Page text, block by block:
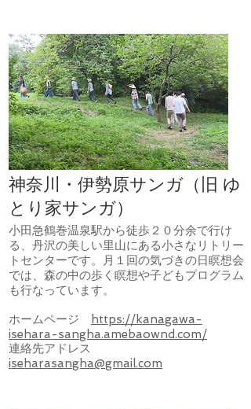
神奈川・伊勢原サンガ（旧 ゆ
とり家サンガ）
​小田急鶴巻温泉駅から徒歩２０分余で行け
る、丹沢の美しい里山にある小さなリトリー
トセンターです。月１回の気づきの日瞑想会
では、森の中の歩く瞑想や子どもプログラム
も行なっています。
ホームページ
https://kanagawa-
isehara-sangha.amebaownd.com/
連絡先アドレス
iseharasangha@gmail.com